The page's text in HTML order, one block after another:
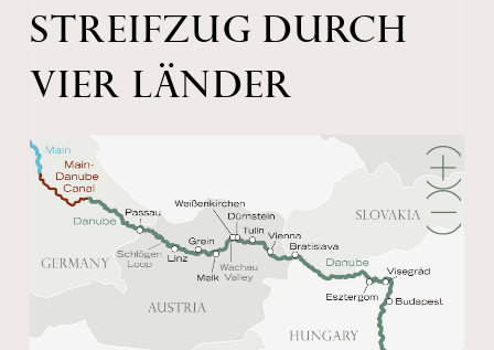
TREIFZUG DURCH V
IER LÄNDER